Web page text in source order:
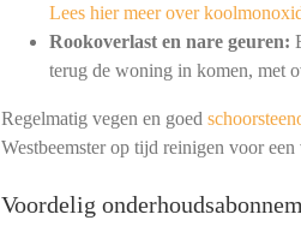
Lees hier meer over
Rookoverlast en nare geuren:
terug de woning in komen, met
Regelmatig vegen en goed
Westbeemster op tijd reinigen voor
Voordelig